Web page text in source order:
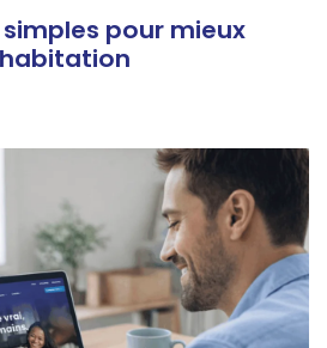
simples pour mieux